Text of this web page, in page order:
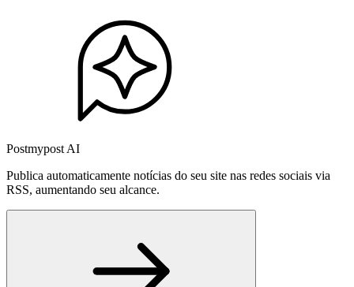
Postmypost AI
Publica automaticamente notícias do seu site nas redes sociais via
RSS, aumentando seu alcance.